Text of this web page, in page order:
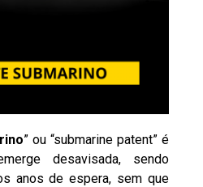
” ou “submarine patent” é
desavisada, sendo
anos de espera, sem que